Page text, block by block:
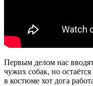
Первым делом нас
чужих собак, но
в костюме хот дога